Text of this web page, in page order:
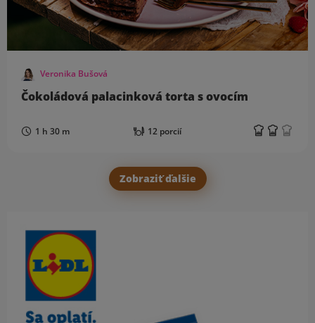
Veronika Bušová
Čokoládová palacinková torta s ovocím
1 h 30 m 12 porcií
Zobraziť ďalšie